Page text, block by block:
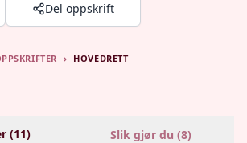
Del oppskrift
› HOVEDRETT
(11) Slik gjør du (8)